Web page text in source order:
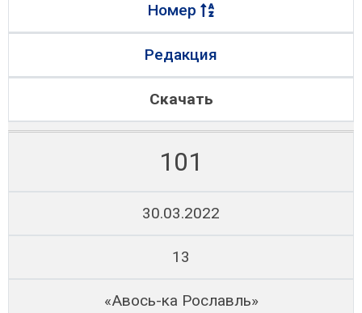
Номер
Редакция
Скачать
101
30.03.2022
13
«Авось-ка Рославль»